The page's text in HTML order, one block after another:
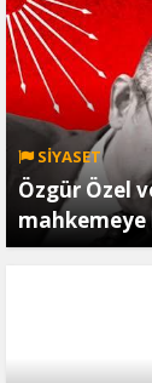
SİYASET
Özgür Özel